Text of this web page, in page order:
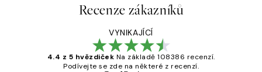
Recenze zákazníků
VYNIKAJÍCÍ
4.4 z 5 hvězdiček Na základě 108386 recenzí.
Podívejte se zde na některé z recenzí.